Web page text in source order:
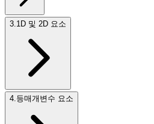
3 1D 및 2D 요소
4 등매개변수 요소